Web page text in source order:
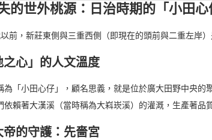
的世外桃源：日治時期的「小田心
前，新莊東側與三重西側（即現在的頭前與二重左岸）
之心」的人文溫度
為「小田心仔」，顧名思義，就是位於廣大田野中央
依賴著大漢溪（當時稱為大嵙崁溪）的灌溉，生產著品
帝的守護：先嗇宮